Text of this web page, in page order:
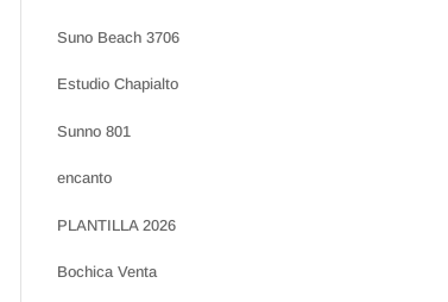
Suno Beach 3706
Estudio Chapialto
Sunno 801
encanto
PLANTILLA 2026
Bochica Venta